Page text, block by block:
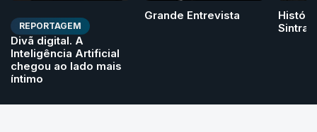
REPORTAGEM
Divã digital. A
Inteligência Artificial
chegou ao lado mais
íntimo
Grande Entrevista
Sintra